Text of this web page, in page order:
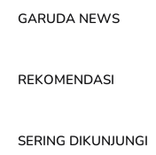
GARUDA NEWS
REKOMENDASI
SERING DIKUNJUNGI